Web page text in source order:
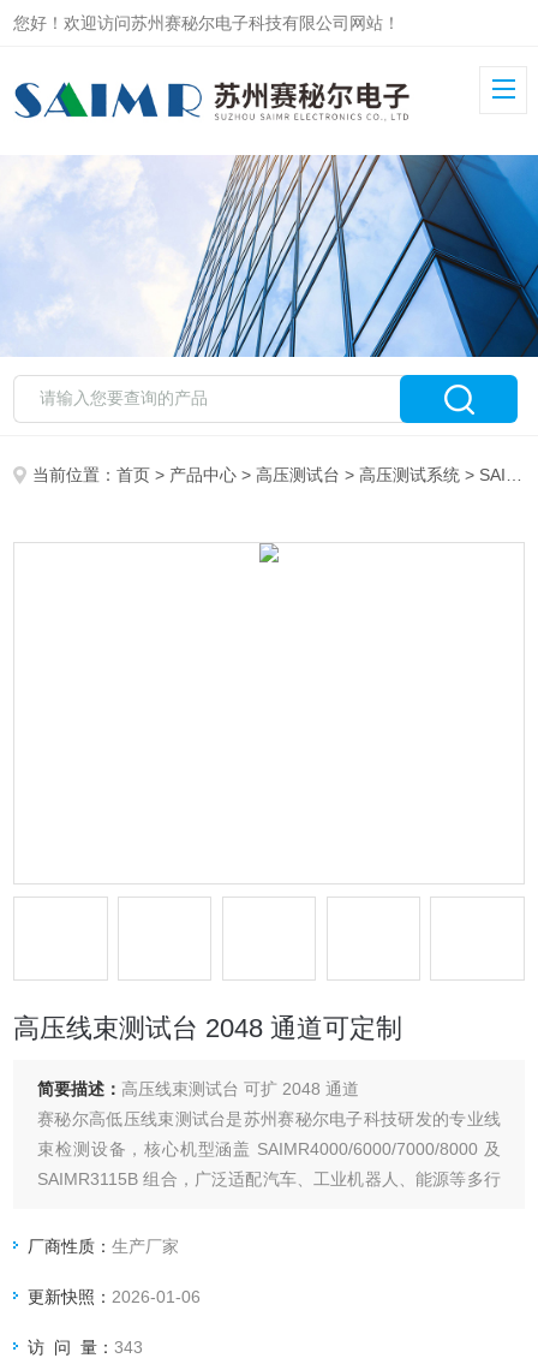
您好！欢迎访问苏州赛秘尔电子科技有限公司网站！
当前位置：首页 > 产品中心 >高压测试台 >高压测试系统 > SAIMR7000高压线束测试台 2048 通道可定制
高压线束测试台 2048 通道可定制
简要描述： 高压线束测试台 可扩 2048 通道
赛秘尔高低压线束测试台是苏州赛秘尔电子科技研发的专业线
束检测设备，核心机型涵盖 SAIMR4000/6000/7000/8000 及
SAIMR3115B 组合，广泛适配汽车、工业机器人、能源等多行
厂商性质：生产厂家
更新快照： 2026-01-06
访 问 量：343